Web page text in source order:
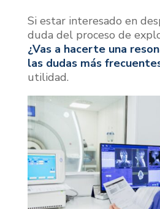
Si estar interesado en
duda del proceso de
¿Vas a hacerte una
las dudas más
utilidad.